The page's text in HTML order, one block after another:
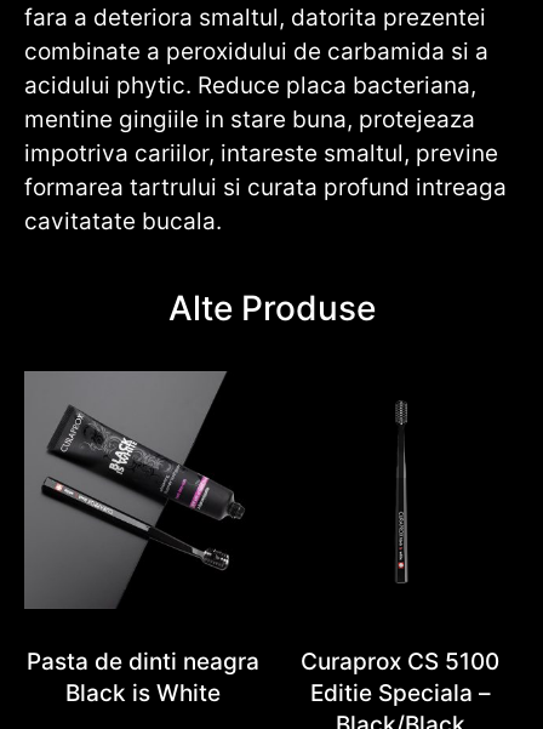
fara a deteriora smaltul, datorita prezentei
combinate a peroxidului de carbamida si a
acidului phytic. Reduce placa bacteriana,
mentine gingiile in stare buna, protejeaza
impotriva cariilor, intareste smaltul, previne
formarea tartrului si curata profund intreaga
cavitatate bucala.
Alte Produse
Pasta de dinti neagra
Black is White
Curaprox CS 5100
Editie Speciala –